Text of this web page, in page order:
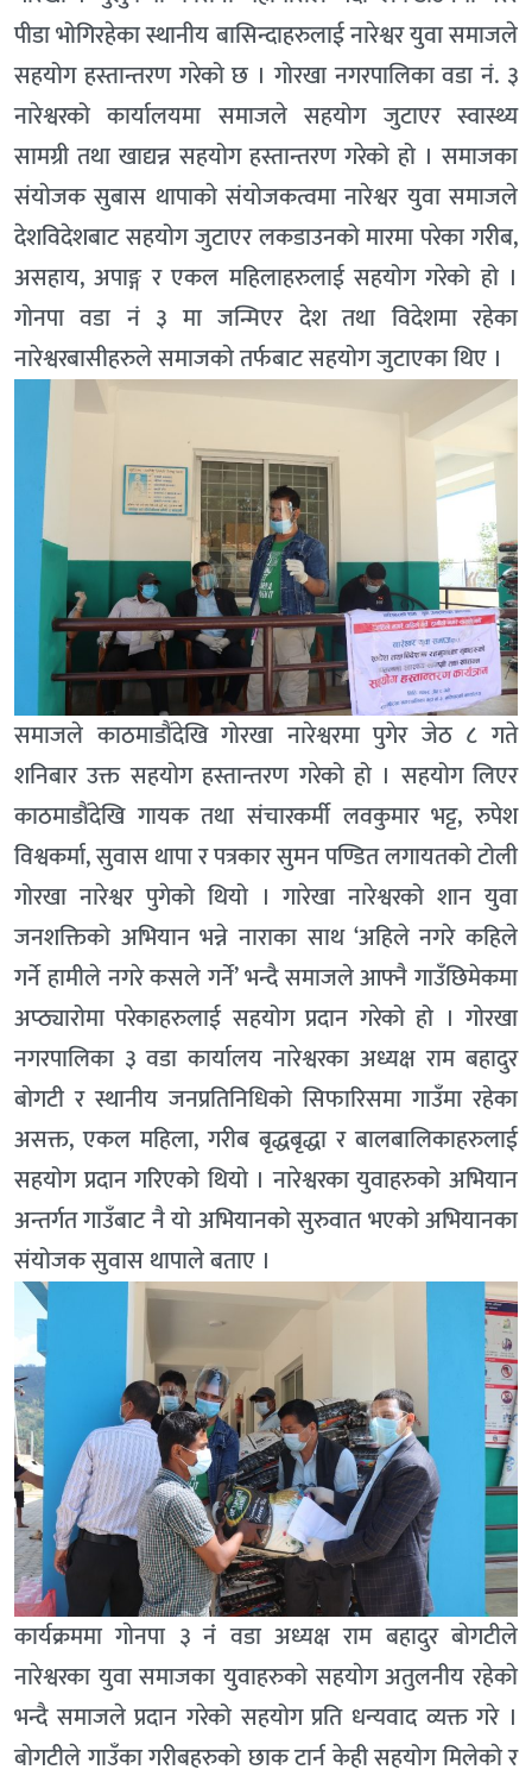
पीडा भोगिरहेका स्थानीय बासिन्दाहरुलाई नारेश्वर युवा समाजले
सहयोग हस्तान्तरण गरेको छ । गोरखा नगरपालिका वडा नं. ३
नारेश्वरको कार्यालयमा समाजले सहयोग जुटाएर स्वास्थ्य
सामग्री तथा खाद्यन्न सहयोग हस्तान्तरण गरेको हो । समाजका
संयाेजक सुबास थापाकाे संयाेजकत्वमा नारेश्वर युवा समाजले
देशविदेशबाट सहयोग जुटाएर लकडाउनको मारमा परेका गरीब,
असहाय, अपाङ्ग र एकल महिलाहरुलाई सहयोग गरेको हो ।
गाेनपा वडा नं ३ मा जन्मिएर देश तथा विदेशमा रहेका
नारेश्वरबासीहरुले समाजकाे तर्फबाट सहयोग जुटाएका थिए ।
समाजले काठमाडौंदेखि गोरखा नारेश्वरमा पुगेर जेठ ८ गते
शनिबार उक्त सहयोग हस्तान्तरण गरेको हो । सहयोग लिएर
काठमाडौंदेखि गायक तथा संचारकर्मी लवकुमार भट्ट, रुपेश
विश्वकर्मा, सुवास थापा र पत्रकार सुमन पण्डित लगायतको टोली
गोरखा नारेश्वर पुगेको थियो । गारेखा नारेश्वरको शान युवा
जनशक्तिको अभियान भन्ने नाराका साथ ‘अहिले नगरे कहिले
गर्ने हामीले नगरे कसले गर्ने’ भन्दै समाजले आफ्नै गाउँछिमेकमा
अप्ठ्यारोमा परेकाहरुलाई सहयोग प्रदान गरेको हो । गोरखा
नगरपालिका ३ वडा कार्यालय नारेश्वरका अध्यक्ष राम बहादुर
बाेगटी र स्थानीय जनप्रतिनिधिको सिफारिसमा गाउँमा रहेका
असक्त, एकल महिला, गरीब बृद्धबृद्धा र बालबालिकाहरुलाई
सहयोग प्रदान गरिएको थियो । नारेश्वरका युवाहरुको अभियान
अन्तर्गत गाउँबाट नै यो अभियानको सुरुवात भएको अभियानका
संयोजक सुवास थापाले बताए ।
कार्यक्रममा गाेनपा ३ नंं वडा अध्यक्ष राम बहादुर बाेगटीले
नारेश्वरका युवा समाजका युवाहरुकाे सहयाेग अतुलनीय रहेकाे
भन्दै समाजले प्रदान गरेको सहयोग प्रति धन्यवाद व्यक्त गरे ।
बाेगटीले गाउँका गरीबहरुकाे छाक टार्न केही सहयोग मिलेकाे र